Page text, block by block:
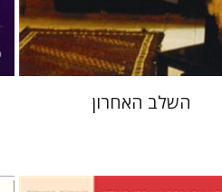
$35
$32
השלב האחרון